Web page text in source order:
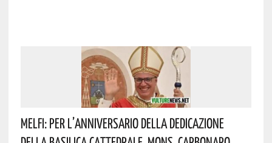
Melfi: Per L’anniversario Della Dedicazione